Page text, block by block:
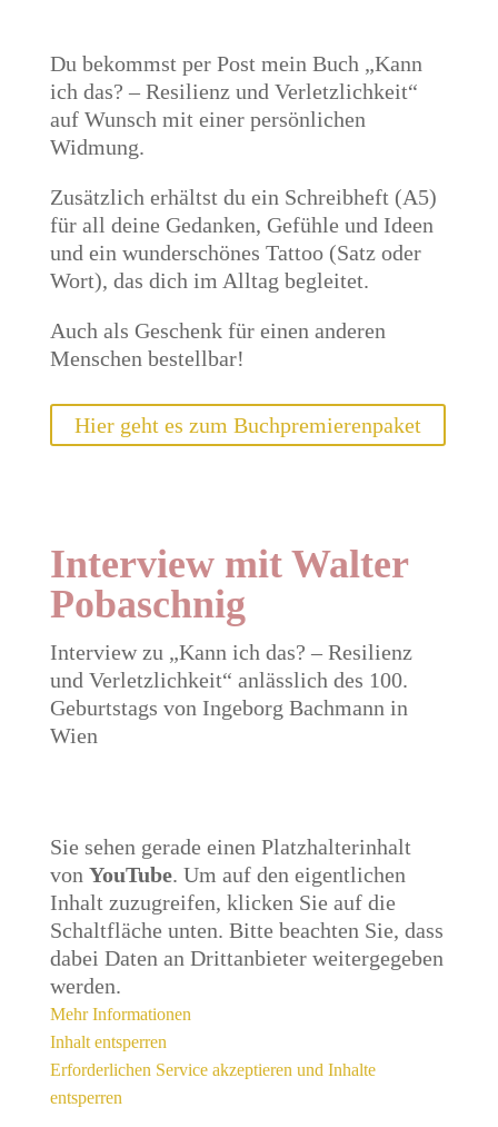
Du bekommst per Post mein Buch „Kann
ich das? – Resilienz und Verletzlichkeit“
auf Wunsch mit einer persönlichen
Widmung.
Zusätzlich erhältst du ein Schreibheft (A5)
für all deine Gedanken, Gefühle und Ideen
und ein wunderschönes Tattoo (Satz oder
Wort), das dich im Alltag begleitet.
Auch als Geschenk für einen anderen
Menschen bestellbar!
Hier geht es zum Buchpremierenpaket
Interview mit Walter
Pobaschnig
Interview zu „Kann ich das? – Resilienz
und Verletzlichkeit“ anlässlich des 100.
Geburtstags von Ingeborg Bachmann in
Wien
Sie sehen gerade einen Platzhalterinhalt
von YouTube. Um auf den eigentlichen
Inhalt zuzugreifen, klicken Sie auf die
Schaltfläche unten. Bitte beachten Sie, dass
dabei Daten an Drittanbieter weitergegeben
werden.
Mehr Informationen
Inhalt entsperren
Erforderlichen Service akzeptieren und Inhalte
entsperren